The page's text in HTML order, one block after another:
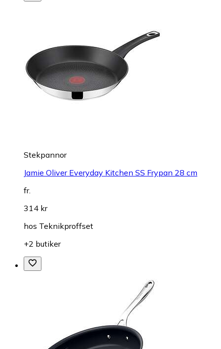
Stekpannor
Jamie Oliver Everyday Kitchen SS Frypan 28 cm
fr.
314 kr
hos Teknikproffset
+2 butiker